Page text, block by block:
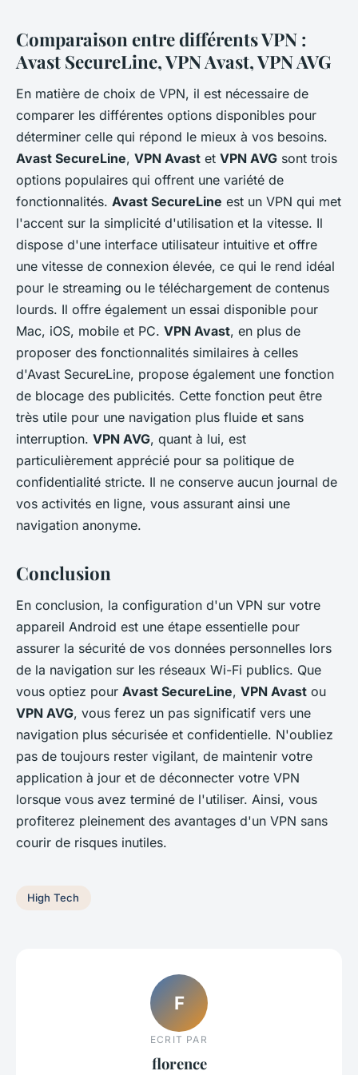
Comparaison entre différents VPN :
Avast SecureLine, VPN Avast, VPN AVG
En matière de choix de VPN, il est nécessaire de
comparer les différentes options disponibles pour
déterminer celle qui répond le mieux à vos besoins.
Avast SecureLine, VPN Avast et VPN AVG sont trois
options populaires qui offrent une variété de
fonctionnalités. Avast SecureLine est un VPN qui met
l'accent sur la simplicité d'utilisation et la vitesse. Il
dispose d'une interface utilisateur intuitive et offre
une vitesse de connexion élevée, ce qui le rend idéal
pour le streaming ou le téléchargement de contenus
lourds. Il offre également un essai disponible pour
Mac, iOS, mobile et PC. VPN Avast, en plus de
proposer des fonctionnalités similaires à celles
d'Avast SecureLine, propose également une fonction
de blocage des publicités. Cette fonction peut être
très utile pour une navigation plus fluide et sans
interruption. VPN AVG, quant à lui, est
particulièrement apprécié pour sa politique de
confidentialité stricte. Il ne conserve aucun journal de
vos activités en ligne, vous assurant ainsi une
navigation anonyme.
Conclusion
En conclusion, la configuration d'un VPN sur votre
appareil Android est une étape essentielle pour
assurer la sécurité de vos données personnelles lors
de la navigation sur les réseaux Wi-Fi publics. Que
vous optiez pour Avast SecureLine, VPN Avast ou
VPN AVG, vous ferez un pas significatif vers une
navigation plus sécurisée et confidentielle. N'oubliez
pas de toujours rester vigilant, de maintenir votre
application à jour et de déconnecter votre VPN
lorsque vous avez terminé de l'utiliser. Ainsi, vous
profiterez pleinement des avantages d'un VPN sans
courir de risques inutiles.
High Tech
F
ECRIT PAR
florence